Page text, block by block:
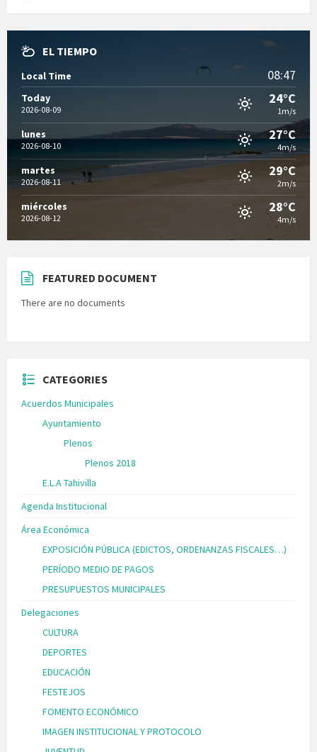
EL TIEMPO
Local Time 08:47
Today
2026-08-09
24°C
1m/s
lunes
2026-08-10
27°C
4m/s
martes
2026-08-11
29°C
2m/s
miércoles
2026-08-12
28°C
4m/s
FEATURED DOCUMENT
There are no documents
CATEGORIES
Acuerdos Municipales
Ayuntamiento
Plenos
Plenos 2018
E.L.A Tahivilla
Agenda Institucional
Área Económica
EXPOSICIÓN PÚBLICA (EDICTOS, ORDENANZAS FISCALES…)
PERÍODO MEDIO DE PAGOS
PRESUPUESTOS MUNICIPALES
Delegaciones
CULTURA
DEPORTES
EDUCACIÓN
FESTEJOS
FOMENTO ECONÓMICO
IMAGEN INSTITUCIONAL Y PROTOCOLO